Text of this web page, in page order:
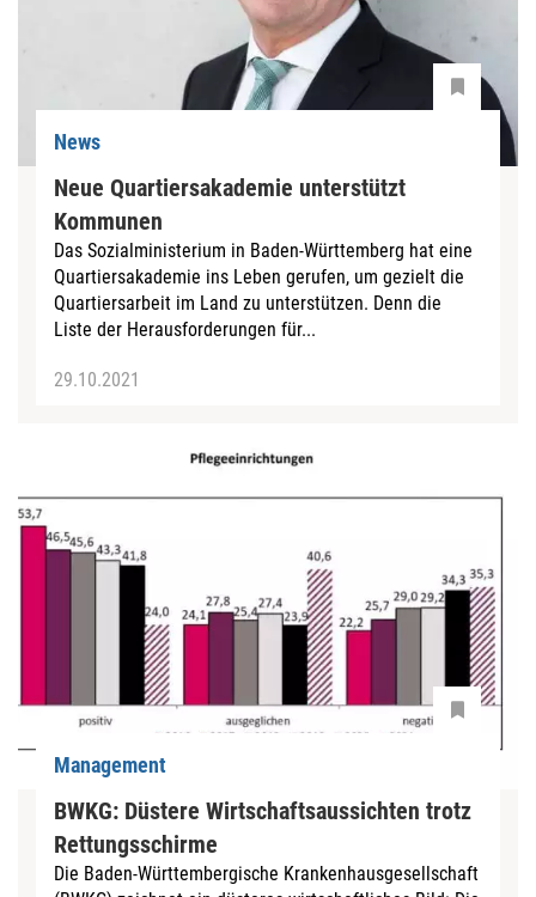
News
Neue Quartiersakademie unterstützt
Kommunen
Das Sozialministerium in Baden-Württemberg hat eine
Quartiersakademie ins Leben gerufen, um gezielt die
Quartiersarbeit im Land zu unterstützen. Denn die
Liste der Herausforderungen für...
29.10.2021
Management
BWKG: Düstere Wirtschaftsaussichten trotz
Rettungsschirme
Die Baden-Württembergische Krankenhausgesellschaft